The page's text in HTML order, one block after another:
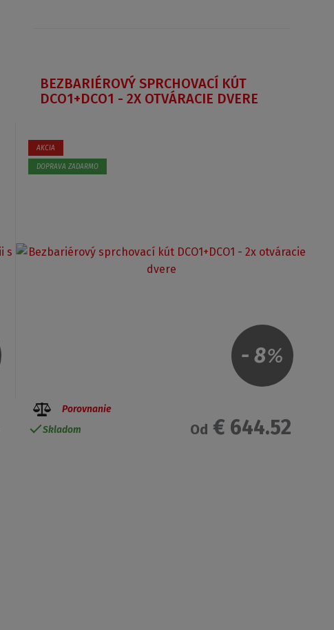
BEZBARIÉROVÝ SPRCHOVACÍ KÚT
DCO1+DCO1 - 2X OTVÁRACIE DVERE
- 8%
AKCIA
DOPRAVA ZADARMO
Od € 644.52
Porovnanie
Skladom